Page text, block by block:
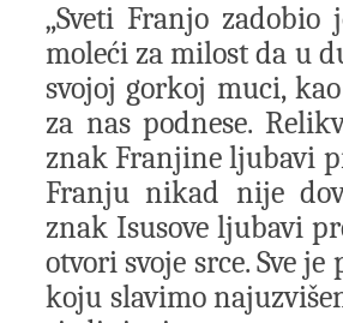
„Sveti Franjo
moleći za milost da u
svojoj gorkoj muci,
za nas podnese.
znak Franjine ljubavi
Franju nikad nije
znak Isusove ljubavi
otvori svoje srce. Sve
koju slavimo